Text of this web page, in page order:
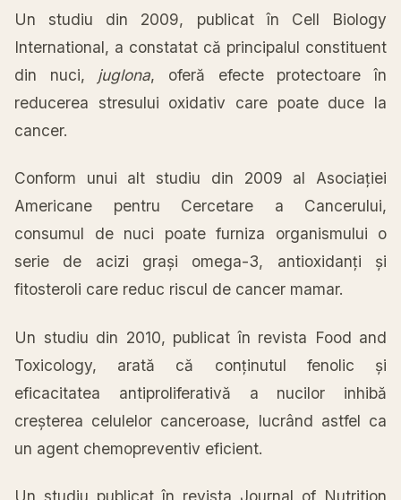
Un studiu din 2009, publicat în Cell Biology
International, a constatat că principalul constituent
din nuci, juglona, oferă efecte protectoare în
reducerea stresului oxidativ care poate duce la
cancer.
Conform unui alt studiu din 2009 al Asociației
Americane pentru Cercetare a Cancerului,
consumul de nuci poate furniza organismului o
serie de acizi grași omega-3, antioxidanți și
fitosteroli care reduc riscul de cancer mamar.
Un studiu din 2010, publicat în revista Food and
Toxicology, arată că conținutul fenolic și
eficacitatea antiproliferativă a nucilor inhibă
creșterea celulelor canceroase, lucrând astfel ca
un agent chemopreventiv eficient.
Un studiu publicat în revista Journal of Nutrition